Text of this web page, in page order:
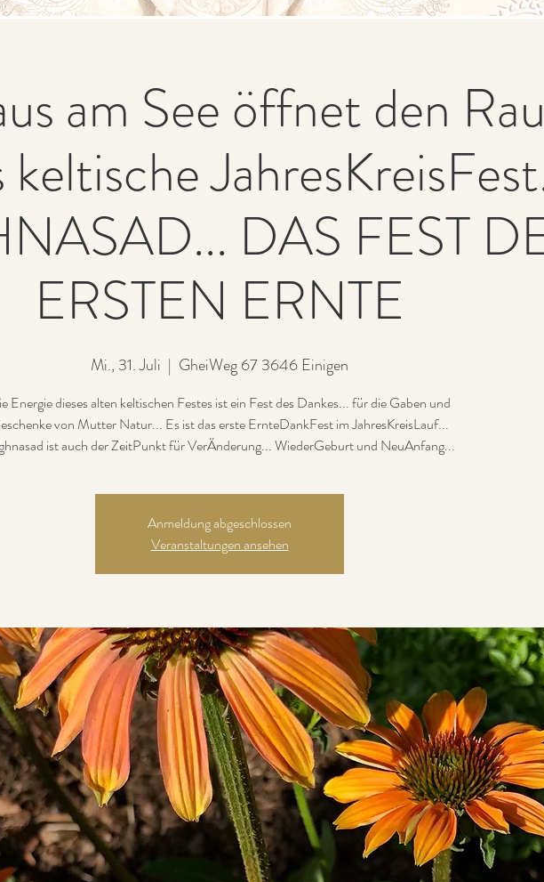
am See öffnet den
DAS FEST
ERSTEN ERNTE
Mi., 31. Juli
  |
GheiWeg 67 3646 Einigen
Energie dieses alten keltischen Festes ist ein Fest des Dankes... für die Gaben und
von Mutter Natur... Es ist das erste ErnteDankFest im JahresKreisLauf...
ist auch der ZeitPunkt für VerÄnderung... WiederGeburt und NeuAnfang...
Anmeldung abgeschlossen
Veranstaltungen ansehen